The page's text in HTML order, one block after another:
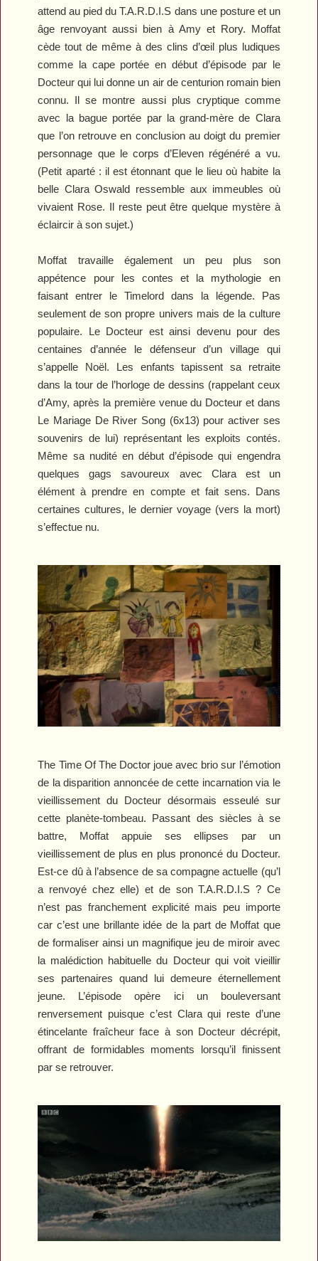
attend au pied du T.A.R.D.I.S dans une posture et un
âge renvoyant aussi bien à Amy et Rory. Moffat
cède tout de même à des clins d’œil plus ludiques
comme la cape portée en début d’épisode par le
Docteur qui lui donne un air de centurion romain bien
connu. Il se montre aussi plus cryptique comme
avec la bague portée par la grand-mère de Clara
que l’on retrouve en conclusion au doigt du premier
personnage que le corps d’Eleven régénéré a vu.
(Petit aparté : il est étonnant que le lieu où habite la
belle Clara Oswald ressemble aux immeubles où
vivaient Rose. Il reste peut être quelque mystère à
éclaircir à son sujet.)
Moffat travaille également un peu plus son
appétence pour les contes et la mythologie en
faisant entrer le Timelord dans la légende. Pas
seulement de son propre univers mais de la culture
populaire. Le Docteur est ainsi devenu pour des
centaines d’année le défenseur d’un village qui
s’appelle Noël. Les enfants tapissent sa retraite
dans la tour de l’horloge de dessins (rappelant ceux
d’Amy, après la première venue du Docteur et dans
Le Mariage De River Song (6x13) pour activer ses
souvenirs de lui) représentant les exploits contés.
Même sa nudité en début d’épisode qui engendra
quelques gags savoureux avec Clara est un
élément à prendre en compte et fait sens. Dans
certaines cultures, le dernier voyage (vers la mort)
s’effectue nu.
The Time Of The Doctorjoue avec brio sur l’émotion
de la disparition annoncée de cette incarnation via le
vieillissement du Docteur désormais esseulé sur
cette planète-tombeau. Passant des siècles à se
battre, Moffat appuie ses ellipses par un
vieillissement de plus en plus prononcé du Docteur.
Est-ce dû à l’absence de sa compagne actuelle (qu’l
a renvoyé chez elle) et de son T.A.R.D.I.S ? Ce
n’est pas franchement explicité mais peu importe
car c’est une brillante idée de la part de Moffat que
de formaliser ainsi un magnifique jeu de miroir avec
la malédiction habituelle du Docteur qui voit vieillir
ses partenaires quand lui demeure éternellement
jeune. L’épisode opère ici un bouleversant
renversement puisque c’est Clara qui reste d’une
étincelante fraîcheur face à son Docteur décrépit,
offrant de formidables moments lorsqu’il finissent
par se retrouver.